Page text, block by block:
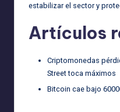
estabilizar el sector y
Artículos
Criptomonedas
Street toca máximos
Bitcoin cae bajo